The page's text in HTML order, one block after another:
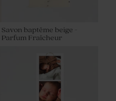
Savon baptême beige -
Parfum Fraîcheur